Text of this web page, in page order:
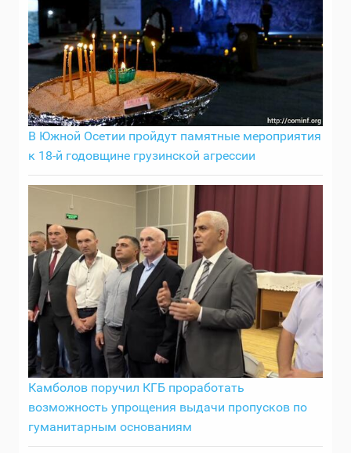
В Южной Осетии пройдут памятные мероприятия
к 18-й годовщине грузинской агрессии
Камболов поручил КГБ проработать
возможность упрощения выдачи пропусков по
гуманитарным основаниям